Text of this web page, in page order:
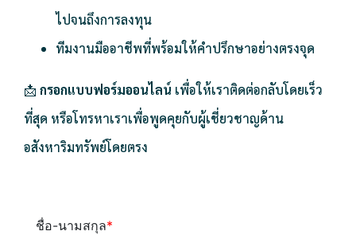
ไปจนถึงการลงทุน
ทีมงานมืออาชีพที่พร้อมให้คำปรึกษาอย่างตรงจุด
📩 กรอกแบบฟอร์มออนไลน์ เพื่อให้เราติดต่อกลับโดยเร็ว
ที่สุด หรือโทรหาเราเพื่อพูดคุยกับผู้เชี่ยวชาญด้าน
อสังหาริมทรัพย์โดยตรง